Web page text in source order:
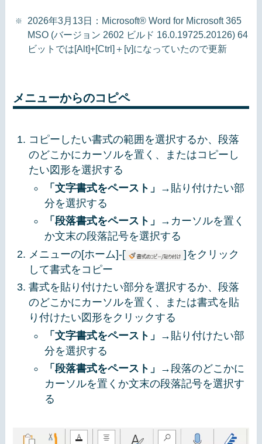
2026年3月13日：Microsoft® Word for Microsoft 365
MSO (バージョン 2602 ビルド 16.0.19725.20126) 64
ビットでは[Alt]+[Ctrl]＋[v]になっていたので更新
メニューからのコピペ
コピーしたい書式の範囲を選択するか、段落
のどこかにカーソルを置く、またはコピーし
たい図形を選択する
「文字書式をペースト」
→貼り付けたい部
分を選択する
「段落書式をペースト」
→カーソルを置く
か文末の段落記号を選択する
メニューの[ホーム]-[
]をクリック
して書式をコピー
書式を貼り付けたい部分を選択するか、段落
のどこかにカーソルを置く、または書式を貼
り付けたい図形をクリックする
「文字書式をペースト」
→貼り付けたい部
分を選択する
「段落書式をペースト」
→段落のどこかに
カーソルを置くか文末の段落記号を選択す
る